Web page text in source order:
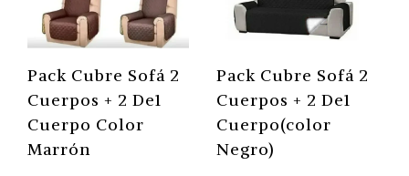
Pack Cubre Sofá 2
Cuerpos + 2 De1
Cuerpo Color
Marrón
Pack Cubre Sofá 2
Cuerpos + 2 De1
Cuerpo(color
Negro)